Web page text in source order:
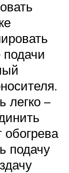
легко –
обогрева
подачу